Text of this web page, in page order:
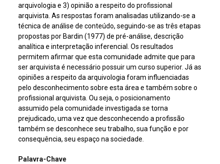
arquivologia e 3) opinião a respeito do profissional
arquivista. As respostas foram analisadas utilizando-se a
técnica de análise de conteúdo, seguindo-se as três etapas
propostas por Bardin (1977) de pré-análise, descrição
analítica e interpretação inferencial. Os resultados
permitem afirmar que esta comunidade admite que para
ser arquivista é necessário possuir um curso superior. Já as
opiniões a respeito da arquivologia foram influenciadas
pelo desconhecimento sobre esta área e também sobre o
profissional arquivista. Ou seja, o posicionamento
assumido pela comunidade investigada se torna
prejudicado, uma vez que desconhecendo a profissão
também se desconhece seu trabalho, sua função e por
consequência, seu espaço na sociedade.
Palavra-Chave